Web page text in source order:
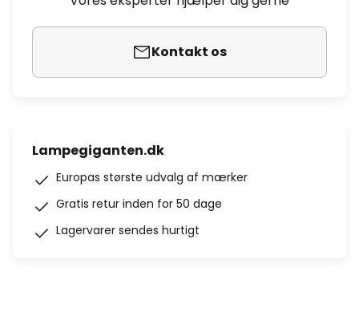
Kontakt os
Lampegiganten.dk
Europas største udvalg af mærker
Gratis retur inden for 50 dage
Lagervarer sendes hurtigt